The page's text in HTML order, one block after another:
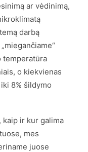
ar vėdinimą,
darbą
temperatūra
o kiekvienas
8% šildymo
kaip ir kur galima
mes
juose